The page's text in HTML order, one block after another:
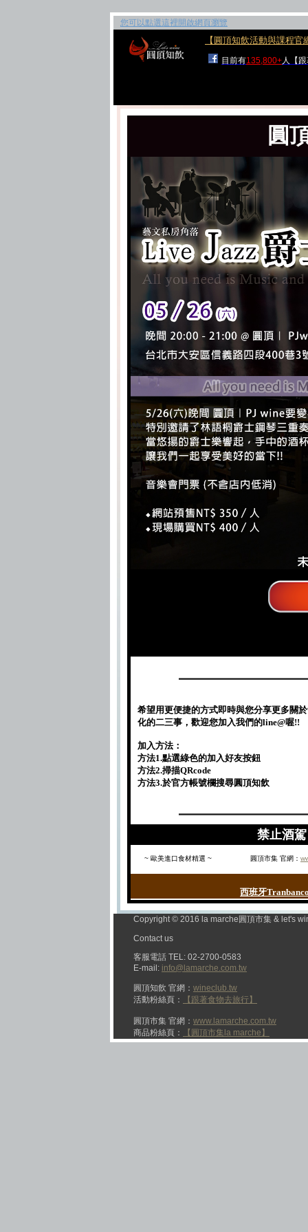
您可以點選這裡開啟網頁瀏覽
【圓頂知飲活動與課程官
目前有135,800+人【
圓
希望用更便捷的方式即時與您分享更多關
化的二三事，歡迎您加入我們的line@喔!!
加入方法：
方法1.點選綠色的加入好友按鈕
方法2.掃描QRcode
方法3.於官方帳號欄搜尋圓頂知飲
禁止酒
~ 歐美進口食材精選 ~ 圓頂市集 官網：
西班牙
Copyright © 2016 la marche圓頂市集 & let's
Contact us
客服電話 TEL: 02-2700-0583
E-mail: info@lamarche.com.tw
圓頂知飲 官網： wineclub.tw
活動粉絲頁：
【跟著食物去旅行】
圓頂市集 官網： www.lamarche.com.tw
商品粉絲頁：
【圓頂市集la marche】